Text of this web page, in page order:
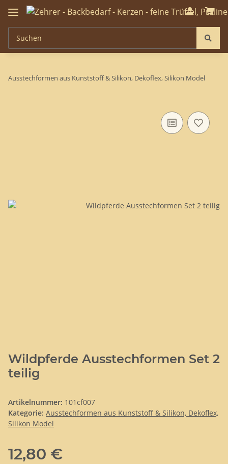
Ausstechformen aus Kunststoff & Silikon, Dekoflex, Silikon Model
Wildpferde Ausstechformen Set 2
teilig
Artikelnummer: 101cf007
Kategorie: Ausstechformen aus Kunststoff & Silikon, Dekoflex,
Silikon Model
12,80 €